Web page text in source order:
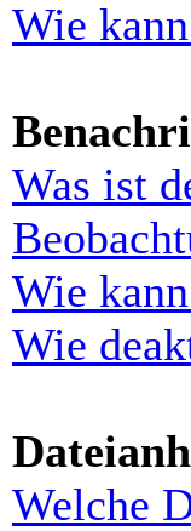
Wie
Was ist
Wie
Wie
Welche